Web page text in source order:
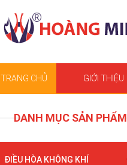
TRANG CHỦ GIỚI THIỆU
DANH MỤC SẢN PHẨM
ĐIỀU HÒA KHÔNG KHÍ